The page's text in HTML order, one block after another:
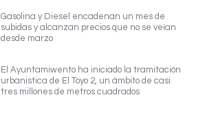
Gasolina y Diesel encadenan un mes de
subidas y alcanzan precios que no se veían
desde marzo
El Ayuntamiwento ha iniciado la tramitación
urbanistica de El Toyo 2, un ámbito de casi
tres millones de metros cuadrados